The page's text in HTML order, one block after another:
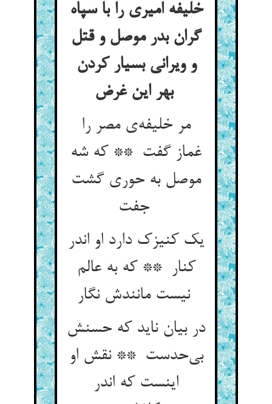
خلیفه امیری را با سپاه
گران بدر موصل و قتل
و ویرانی بسیار کردن
بهر این غرض
مر خلیفه‌ی مصر را
غماز گفت ** که شه
موصل به حوری گشت
جفت
یک کنیزک دارد او اندر
کنار ** که به عالم
نیست مانندش نگار
در بیان ناید که حسنش
بی‌حدست ** نقش او
اینست که اندر